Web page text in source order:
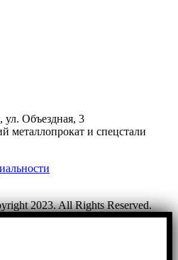
Объездная, 3
и спецстали
2023. All Rights Reserved.